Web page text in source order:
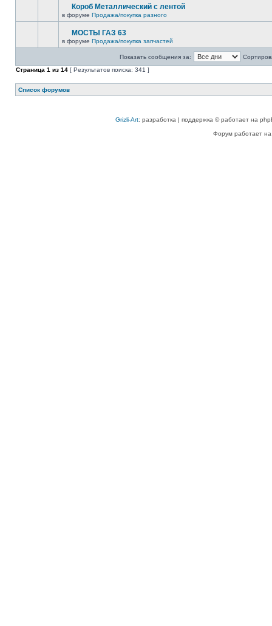
Короб Металлический с лентой
в форуме Продажа/покупка разного
МОСТЫ ГАЗ 63
в форуме Продажа/покупка запчастей
Показать сообщения за:
Страница 1 из 14 [ Результатов поиска: 341 ]
Список форумов
Grizli-Art: разработка | поддержка © работает на
Форум работает